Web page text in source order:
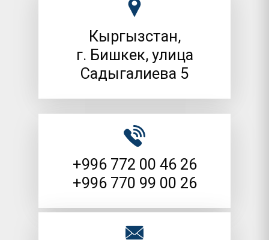
Кыргызстан,
г. Бишкек, улица
Садыгалиева 5
+996 772 00 46 26
+996 770 99 00 26